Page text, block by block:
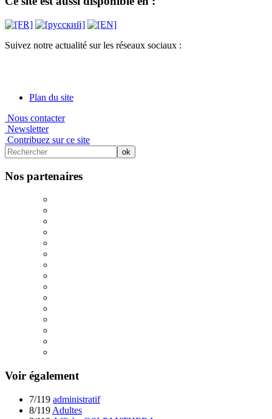
Suivez notre actualité sur les réseaux sociaux :
Plan du site
Nous contacter
Newsletter
Contribuez sur ce site
Nos partenaires
Voir également
7/119 administratif
8/119 Adultes